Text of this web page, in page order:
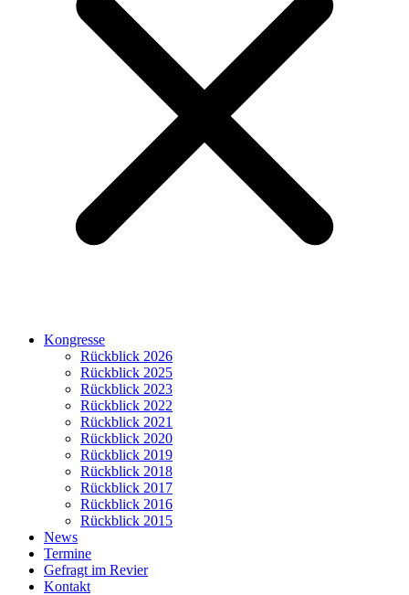
Kongresse
Rückblick 2026
Rückblick 2025
Rückblick 2023
Rückblick 2022
Rückblick 2021
Rückblick 2020
Rückblick 2019
Rückblick 2018
Rückblick 2017
Rückblick 2016
Rückblick 2015
News
Termine
Gefragt im Revier
Kontakt